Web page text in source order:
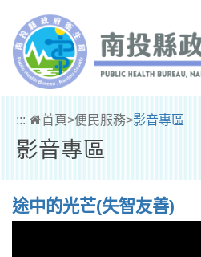
::: 首頁>便民服務>影音專區
影音專區
途中的光芒(失智友善)